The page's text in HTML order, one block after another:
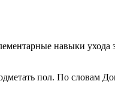
навыки ухода
пол. По словам